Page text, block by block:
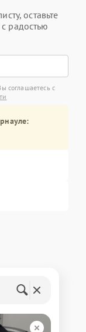
оставьте
радостью
соглашаетесь с